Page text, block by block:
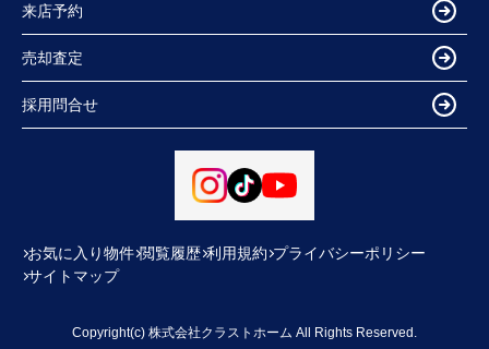
来店予約
売却査定
採用問合せ
お気に入り物件 閲覧履歴 利用規約 プライバシーポリシー
サイトマップ
Copyright(c) 株式会社クラストホーム All Rights Reserved.